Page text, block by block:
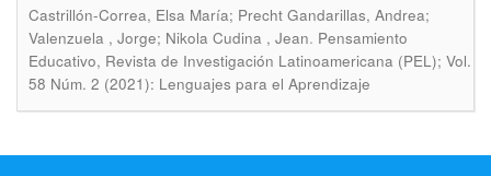
Castrillón-Correa, Elsa María; Precht Gandarillas, Andrea;
Valenzuela , Jorge; Nikola Cudina , Jean. Pensamiento
Educativo, Revista de Investigación Latinoamericana (PEL); Vol.
58 Núm. 2 (2021): Lenguajes para el Aprendizaje